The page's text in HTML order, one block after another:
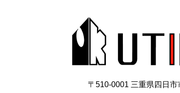
〒510-0001 三重県四日市